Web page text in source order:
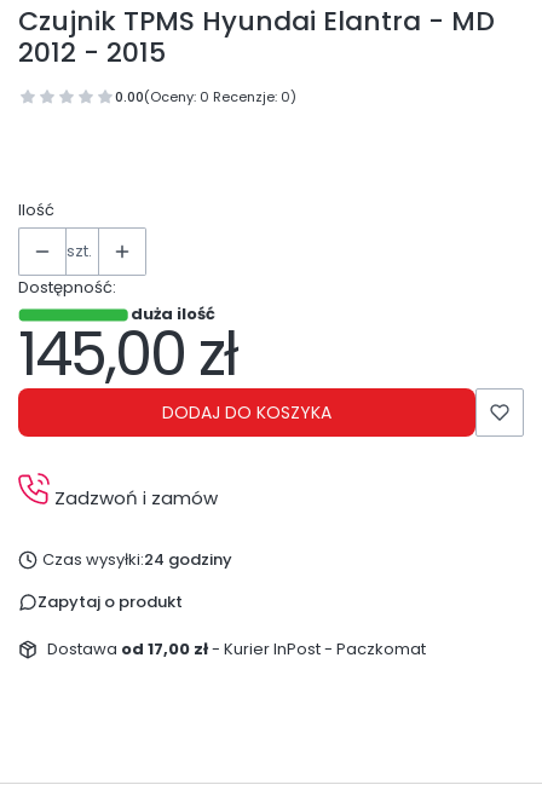
Czujnik TPMS Hyundai Elantra - MD
2012 - 2015
0.00(Oceny: 0 Recenzje: 0)
Ilość
szt.
Dostępność:
duża ilość
Cena
145,00 zł
DODAJ DO KOSZYKA
Zadzwoń i zamów
Czas wysyłki:24 godziny
Zapytaj o produkt
Dostawa od 17,00 zł- Kurier InPost - Paczkomat